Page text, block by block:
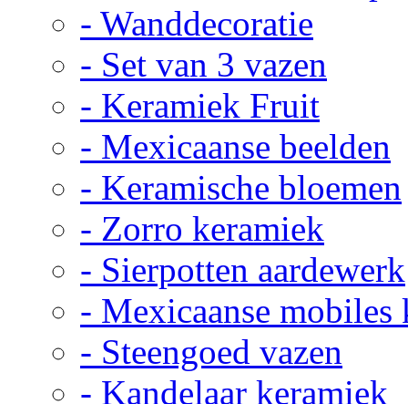
- Wanddecoratie
- Set van 3 vazen
- Keramiek Fruit
- Mexicaanse beelden
- Keramische bloemen
- Zorro keramiek
- Sierpotten aardewerk
- Mexicaanse mobiles
- Steengoed vazen
- Kandelaar keramiek